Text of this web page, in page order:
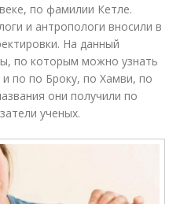
по фамилии Кетле.
и антропологи вносили в
На данный
по которым можно узнать
по по Броку, по Хамви, по
они получили по
ученых.